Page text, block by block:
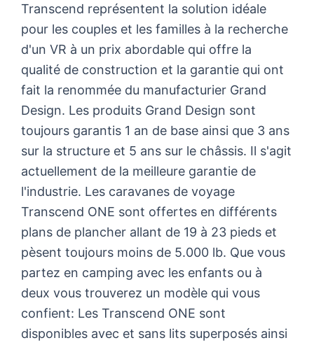
Transcend représentent la solution idéale
pour les couples et les familles à la recherche
d'un VR à un prix abordable qui offre la
qualité de construction et la garantie qui ont
fait la renommée du manufacturier Grand
Design. Les produits Grand Design sont
toujours garantis 1 an de base ainsi que 3 ans
sur la structure et 5 ans sur le châssis. Il s'agit
actuellement de la meilleure garantie de
l'industrie. Les caravanes de voyage
Transcend ONE sont offertes en différents
plans de plancher allant de 19 à 23 pieds et
pèsent toujours moins de 5.000 lb. Que vous
partez en camping avec les enfants ou à
deux vous trouverez un modèle qui vous
confient: Les Transcend ONE sont
disponibles avec et sans lits superposés ainsi